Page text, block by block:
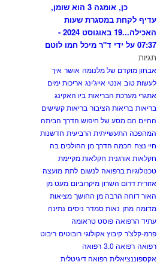
כן, אומגה 3 הוא שומן,
עדיף לקחת במסגרת שעות
האכילה...
19 באוגוסט 2024 -
07:37 על ידי ד"ר מיכל חמו לוטם
תגיות
אבחון מוקדם של מלנומה אושר איך
לעשות טוב אנטי אייג'ינג אריכות ימים
אתגרי מערכת הבריאות ביו האקינג
בריאות בריאות הציבור בריאות קשישים
החיים הם מסע של חיפוש הדרך הביתה
המהפכה התעשייתית הרביעית חדשנות
חיי נצח חכמה הדרך מן ההולכים בה
חקלאות אורגנית חקלאות מקיימת
טכנולוגיות ברפואה לנשום לתת מועצה
אזורית דרום השרון מיקרוביום מעט מן
האור דוחה הרבה מן החושך מציאות
מדומה מתן נאות סמדר ניסים נתינה
עתיד הרפואה פוסט טראומה
פרמ-קלצ'ר קיבוץ אקולוגי רובוטים ריבוט
רפואה רפואה 3.0
רפואה
אקספוננציאלית רפואה דיגיטלית